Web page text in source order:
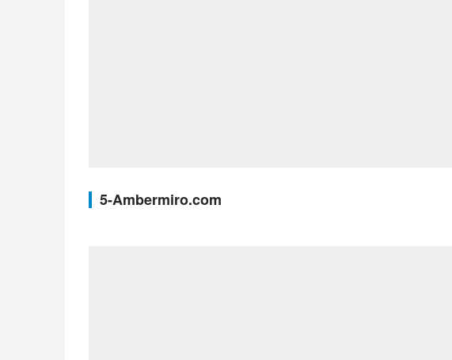
5-Ambermiro.com